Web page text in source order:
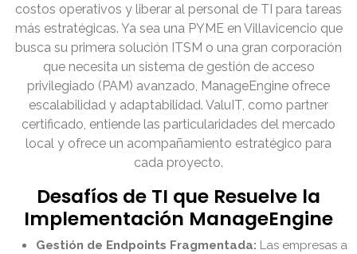
costos operativos y liberar al personal de TI para tareas
más estratégicas. Ya sea una PYME en Villavicencio que
busca su primera solución ITSM o una gran corporación
que necesita un sistema de gestión de acceso
privilegiado (PAM) avanzado, ManageEngine ofrece
escalabilidad y adaptabilidad. ValuIT, como partner
certificado, entiende las particularidades del mercado
local y ofrece un acompañamiento estratégico para
cada proyecto.
Desafíos de TI que Resuelve la
Implementación ManageEngine
Gestión de Endpoints Fragmentada: Las empresas a